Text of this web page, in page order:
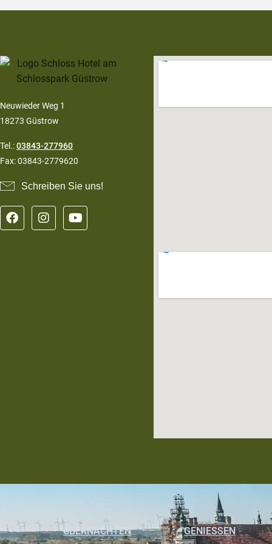
Neuwieder Weg 1
18273 Güstrow
Tel.:03843-277960
Fax: 03843-2779620
Schreiben Sie uns!
ÜBERNACHTEN GENIESSEN